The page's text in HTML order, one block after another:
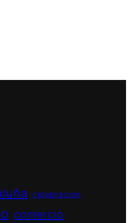
celebracion
comercio